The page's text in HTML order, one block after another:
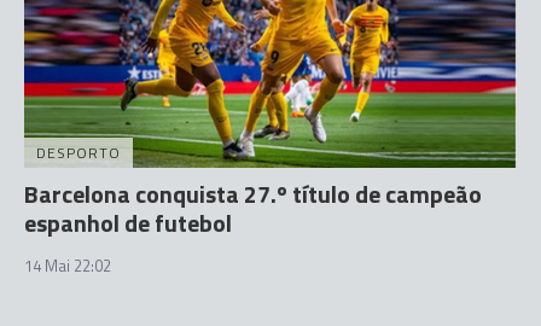
DESPORTO
Barcelona conquista 27.º título de campeão
espanhol de futebol
14 Mai 22:02